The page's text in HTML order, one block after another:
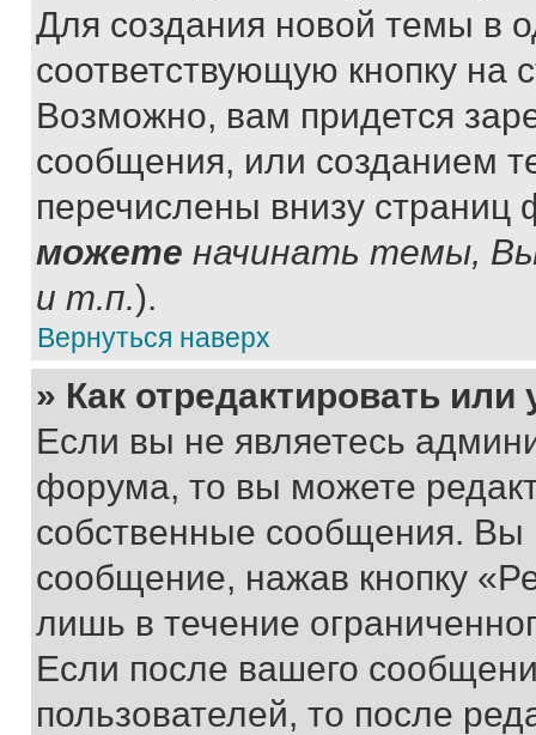
Для создания новой темы в
соответствующую кнопку
Возможно, вам придется
сообщения, или созданием
перечислены внизу
можете начинать темы,
и т.п.).
Вернуться наверх
» Как отредактировать
Если вы не являетесь
форума, то вы можете
собственные сообщения. Вы
сообщение, нажав кнопку
лишь в течение
Если после вашего
пользователей, то после